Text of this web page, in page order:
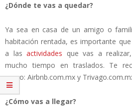
¿Dónde te vas a quedar?
Ya sea en casa de un amigo o
habitación rentada, es importante
a las actividades que vas a
mucho tiempo en traslados. Te
como: Airbnb.com.mx y
¿Cómo vas a llegar?